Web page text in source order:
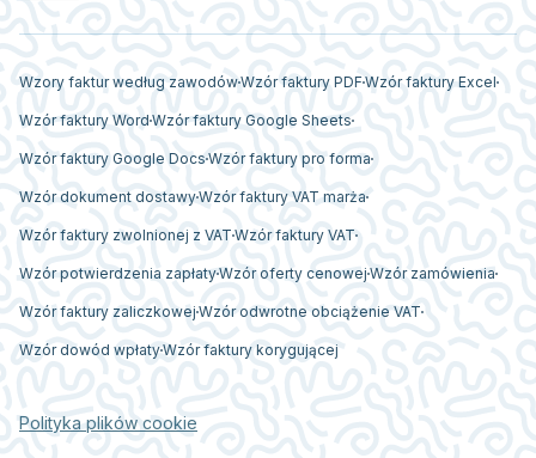
Wzory faktur według zawodówWzór faktury PDF Wzór faktury Excel
Wzór faktury Word Wzór faktury Google Sheets
Wzór faktury Google Docs Wzór faktury pro forma
Wzór dokument dostawyWzór faktury VAT marża
Wzór faktury zwolnionej z VAT Wzór faktury VAT
Wzór potwierdzenia zapłatyWzór oferty cenowej Wzór zamówienia
Wzór faktury zaliczkowej Wzór odwrotne obciążenie VAT
Wzór dowód wpłatyWzór faktury korygującej
Polityka plików cookie